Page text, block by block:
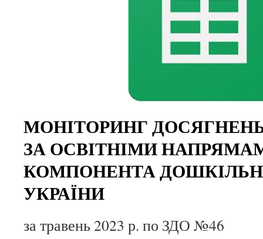
МОНІТОРИНГ
ЗА ОСВІТНІМИ
КОМПОНЕНТА
УКРАЇНИ
за травень 2023 р. по ЗДО №46